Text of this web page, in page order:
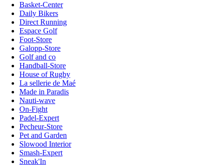
Basket-Center
Daily Bikers
Direct Running
Espace Golf
Foot-Store
Galopp-Store
Golf and co
Handball-Store
House of Rugby
La sellerie de Maé
Made in Paradis
Nauti-wave
On-Fight
Padel-Expert
Pecheur-Store
Pet and Garden
Slowood Interior
Smash-Expert
Sneak'In